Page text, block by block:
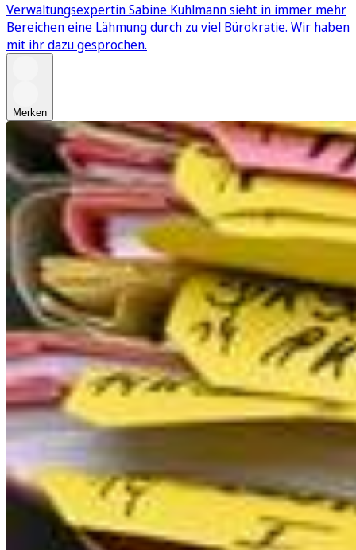
Verwaltungsexpertin Sabine Kuhlmann sieht in immer mehr
Bereichen eine Lähmung durch zu viel Bürokratie. Wir haben
mit ihr dazu gesprochen.
Merken